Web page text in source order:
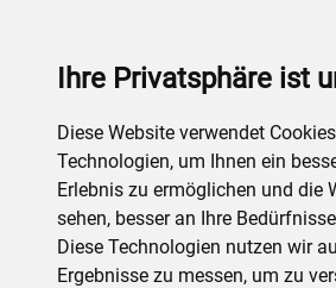
Ihre Privatsphäre ist
Diese Website verwendet
Technologien, um Ihnen ein
Erlebnis zu ermöglichen und die
sehen, besser an Ihre
Diese Technologien nutzen wir
Ergebnisse zu messen, um zu